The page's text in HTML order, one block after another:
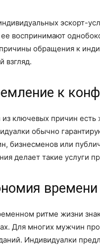
эскорт-
воспринимают
обращения к
взгляд.
к
ключевых причин есть
обычно
бизнесменов или
делает такие услуги
времени
ритме жизни
Для многих мужчин
Индивидуалки